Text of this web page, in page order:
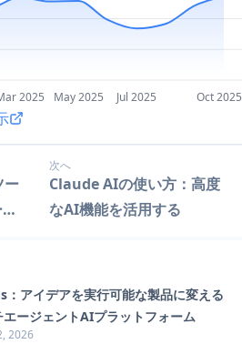
2025 May 2025 Jul 2025 Oct 2025
ー
次へ
Claude AIの使い方：高度
なAI機能を活用する
アイデアを実行可能な製品に変える
エージェントAIプラットフォーム
2026